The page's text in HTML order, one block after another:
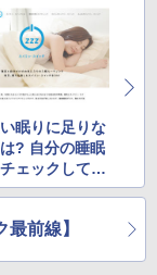
眠りに足りな
? 自分の睡眠
ェックしてみ
最前線】